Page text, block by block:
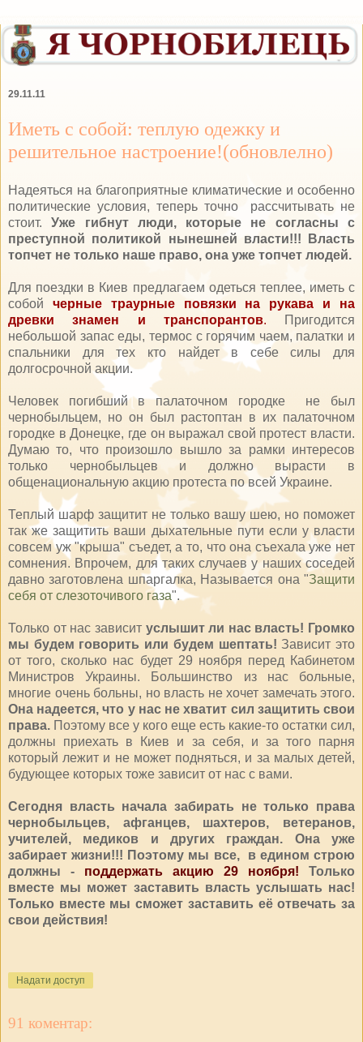
29.11.11
Иметь с собой: теплую одежку и
решительное настроение!(обновлелно)
Надеяться на благоприятные климатические и особенно
политические условия, теперь точно рассчитывать не
стоит.Уже гибнут люди, которые не согласны с
преступной политикой нынешней власти!!! Власть
топчет не только наше право, она уже топчет людей.
Для поездки в Киев предлагаем одеться теплее, иметь с
собой черные траурные повязки на рукава и на
древки знамен и транспорантов. Пригодится
небольшой запас еды, термос с горячим чаем, палатки и
спальники для тех кто найдет в себе силы для
долгосрочной акции.
Человек погибший в палаточном городке не был
чернобыльцем, но он был растоптан в их палаточном
городке в Донецке, где он выражал свой протест власти.
Думаю то, что произошло вышло за рамки интересов
только чернобыльцев и должно вырасти в
общенациональную акцию протеста по всей Украине.
Теплый шарф защитит не только вашу шею, но поможет
так же защитить ваши дыхательные пути если у власти
совсем уж "крыша" съедет, а то, что она съехала уже нет
сомнения. Впрочем, для таких случаев у наших соседей
давно заготовлена шпаргалка, Называется она "Защити
себя от слезоточивого газа".
Только от нас зависит услышит ли нас власть! Громко
мы будем говорить или будем шептать! Зависит это
от того, сколько нас будет 29 ноября перед Кабинетом
Министров Украины. Большинство из нас больные,
многие очень больны, но власть не хочет замечать этого.
Она надеется, что у нас не хватит сил защитить свои
права. Поэтому все у кого еще есть какие-то остатки сил,
должны приехать в Киев и за себя, и за того парня
который лежит и не может подняться, и за малых детей,
будующее которых тоже зависит от нас с вами.
Сегодня власть начала забирать не только права
чернобыльцев, афганцев, шахтеров, ветеранов,
учителей, медиков и других граждан. Она уже
забирает жизни!!! Поэтому мы все, в едином строю
должны - поддержать акцию 29 ноября!
Только
вместе мы может заставить власть услышать нас!
Только вместе мы сможет заставить её отвечать за
свои действия!
Надати доступ
91 коментар: